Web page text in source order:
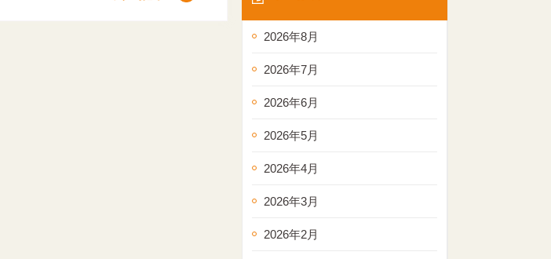
2026年8月
2026年7月
2026年6月
2026年5月
2026年4月
2026年3月
2026年2月